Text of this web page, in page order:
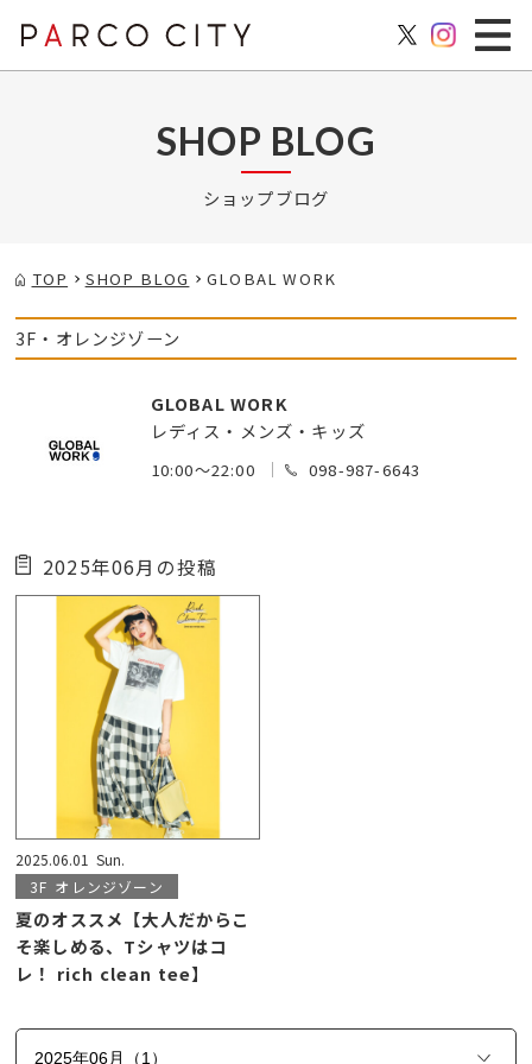
SHOP BLOG
ショップブログ
TOP SHOP BLOG GLOBAL WORK
3F・オレンジゾーン
GLOBAL WORK
レディス・メンズ・キッズ
10:00～22:00 098-987-6643
2025年06月の投稿
2025.06.01 Sun.
3F オレンジゾーン
夏のオススメ【大人だからこ
そ楽しめる、Tシャツはコ
レ！ rich clean tee】